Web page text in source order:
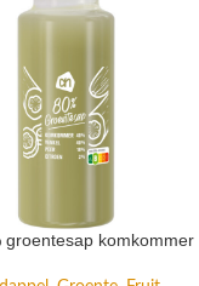
groentesap komkommer